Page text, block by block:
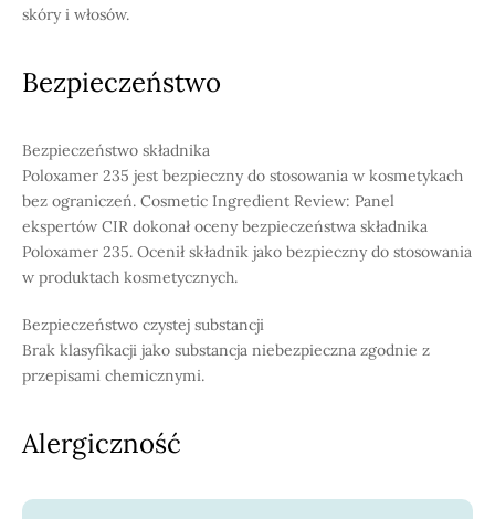
skóry i włosów.
Bezpieczeństwo
Bezpieczeństwo składnika
Poloxamer 235 jest bezpieczny do stosowania w kosmetykach
bez ograniczeń. Cosmetic Ingredient Review: Panel
ekspertów CIR dokonał oceny bezpieczeństwa składnika
Poloxamer 235. Ocenił składnik jako bezpieczny do stosowania
w produktach kosmetycznych.
Bezpieczeństwo czystej substancji
Brak klasyfikacji jako substancja niebezpieczna zgodnie z
przepisami chemicznymi.
Alergiczność